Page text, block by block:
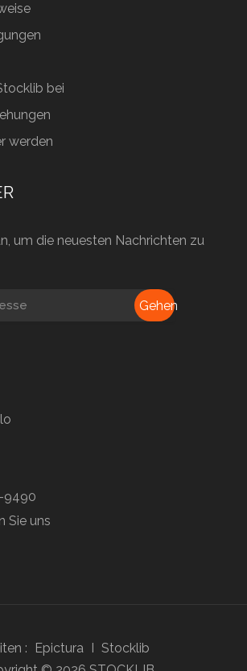
bei
werden
um die neuesten Nachrichten zu
Gehen
9490
Sie uns
: Epictura I Stocklib